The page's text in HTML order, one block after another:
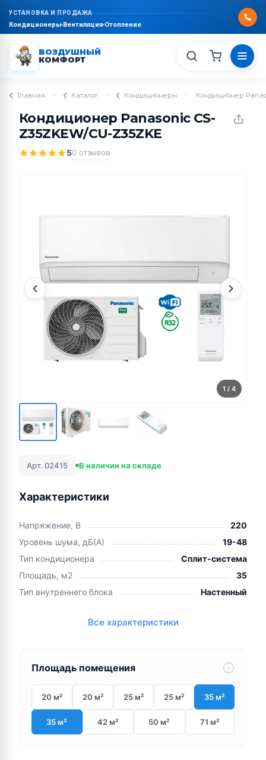
УСТАНОВКА И ПРОДАЖА
Кондиционеры Вентиляция Отопление
ВОЗДУШНЫЙ
КОМФОРТ
Главная – Каталог – Кондиционеры – Кондиционер
Кондиционер Panasonic CS-
Z35ZKEW/CU-Z35ZKE
50 отзывов
1 / 4
Арт. 02415 В наличии на складе
Характеристики
Напряжение, В
220
Уровень шума, дБ(А)
19-48
Тип кондиционера
Сплит-система
Площадь, м2
35
Тип внутреннего блока
Настенный
Все характеристики
Площадь помещения
20 м² 20 м² 25 м² 25 м² 35 м²
35 м² 42 м² 50 м² 71 м²